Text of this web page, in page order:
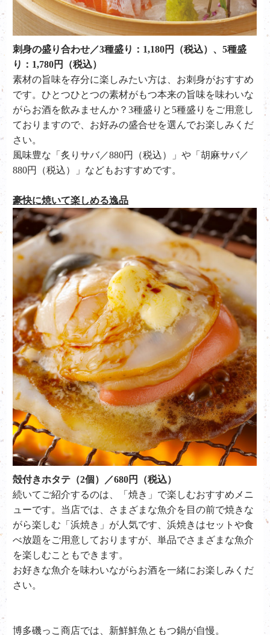
刺身の盛り合わせ／3種盛り：1,180円（税込）、5種盛
り：1,780円（税込）
素材の旨味を存分に楽しみたい方は、お刺身がおすすめ
です。ひとつひとつの素材がもつ本来の旨味を味わいな
がらお酒を飲みませんか？3種盛りと5種盛りをご用意し
ておりますので、お好みの盛合せを選んでお楽しみくだ
さい。
風味豊な「炙りサバ／880円（税込）」や「胡麻サバ／
880円（税込）」などもおすすめです。
豪快に焼いて楽しめる逸品
殻付きホタテ（2個）／680円（税込）
続いてご紹介するのは、「焼き」で楽しむおすすめメニ
ューです。当店では、さまざまな魚介を目の前で焼きな
がら楽しむ「浜焼き」が人気です、浜焼きはセットや食
べ放題をご用意しておりますが、単品でさまざまな魚介
を楽しむこともできます。
お好きな魚介を味わいながらお酒を一緒にお楽しみくだ
さい。
博多磯っこ商店では、新鮮鮮魚ともつ鍋が自慢。